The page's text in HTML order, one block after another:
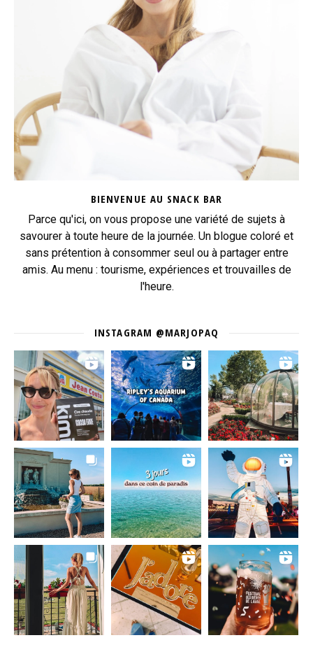
BIENVENUE AU SNACK BAR
Parce qu'ici, on vous propose une variété de sujets à
savourer à toute heure de la journée. Un blogue coloré et
sans prétention à consommer seul ou à partager entre
amis. Au menu : tourisme, expériences et trouvailles de
l'heure.
INSTAGRAM @MARJOPAQ